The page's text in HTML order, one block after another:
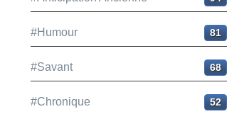
#Humour 81
#Savant 68
#Chronique 52